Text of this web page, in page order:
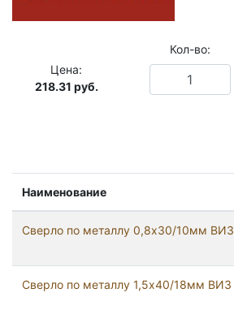
Наименование
Сверло по металлу 0,8х30/10мм ВИЗ
Сверло по металлу 1,5х40/18мм ВИЗ
Цена:
218.31 руб.
Кол-во: